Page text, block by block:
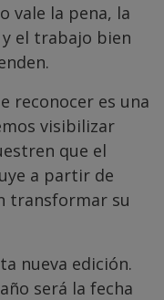
vale la pena, la
el trabajo bien
reconocer es una
visibilizar
que el
a partir de
transformar su
nueva edición.
será la fecha